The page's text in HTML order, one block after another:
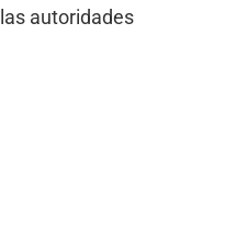
autoridades